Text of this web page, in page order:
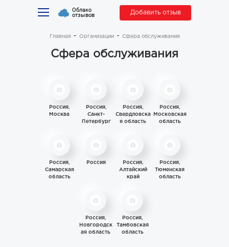
Облако
отзывов Добавить отзыв
Главная Организации Сфера обслуживания
Сфера обслуживания
Россия,
Москва
Россия,
Санкт-
Петербург
Россия,
Свердловска
я область
Россия,
Московская
область
Россия,
Самарская
область
Россия
Россия,
Алтайский
край
Россия,
Тюменская
область
Россия,
Новгородск
ая область
Россия,
Тамбовская
область